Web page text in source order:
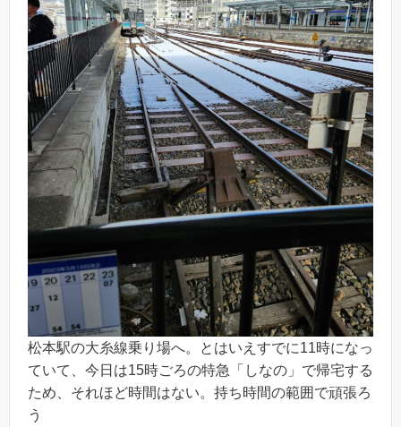
松本駅の大糸線乗り場へ。とはいえすでに11時になっ
ていて、今日は15時ごろの特急「しなの」で帰宅する
ため、それほど時間はない。持ち時間の範囲で頑張ろ
う